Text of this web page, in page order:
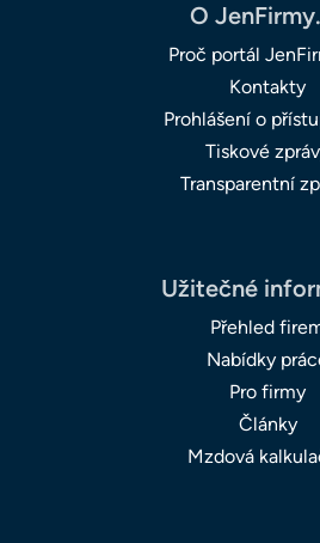
O
Proč portál
Kontakty
Prohlášení o
Tiskové
Transparentní
Užitečné
Přehled
Nabídky
Pro firmy
Články
Mzdová